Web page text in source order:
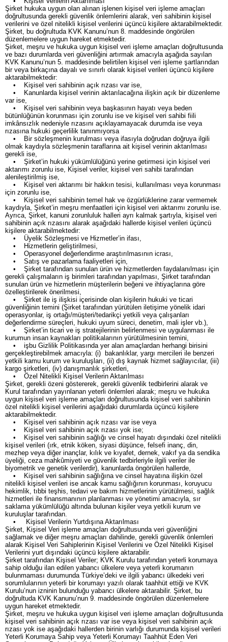
Şirket hukuka uygun olan alınan işlenen kişisel veri işleme amaçları
doğrultusunda gerekli güvenlik önlemlerini alarak, veri sahibinin kişisel
verilerini ve özel nitelikli kişisel verilerini üçüncü kişilere aktarabilmektedir.
Şirket, bu doğrultuda KVK Kanunu’nun 8. maddesinde öngörülen
düzenlemelere uygun hareket etmektedir.
Şirket, meşru ve hukuka uygun kişisel veri işleme amaçları doğrultusunda
ve bazı durumlarda veri güvenliğini artırmak amacıyla aşağıda sayılan
KVK Kanunu’nun 5. maddesinde belirtilen kişisel veri işleme şartlarından
bir veya birkaçına dayalı ve sınırlı olarak kişisel verileri üçüncü kişilere
aktarabilmektedir:
• Kişisel veri sahibinin açık rızası var ise,
• Kanunlarda kişisel verinin aktarılacağına ilişkin açık bir düzenleme
var ise,
• Kişisel veri sahibinin veya başkasının hayatı veya beden
bütünlüğünün korunması için zorunlu ise ve kişisel veri sahibi fiili
imkânsızlık nedeniyle rızasını açıklayamayacak durumda ise veya
rızasına hukuki geçerlilik tanınmıyorsa
• Bir sözleşmenin kurulması veya ifasıyla doğrudan doğruya ilgili
olmak kaydıyla sözleşmenin taraflarına ait kişisel verinin aktarılması
gerekli ise,
• Şirket’in hukuki yükümlülüğünü yerine getirmesi için kişisel veri
aktarımı zorunlu ise, Kişisel veriler, kişisel veri sahibi tarafından
alenileştirilmiş ise,
• Kişisel veri aktarımı bir hakkın tesisi, kullanılması veya korunması
için zorunlu ise,
• Kişisel veri sahibinin temel hak ve özgürlüklerine zarar vermemek
kaydıyla, Şirket’in meşru menfaatleri için kişisel veri aktarımı zorunlu ise.
Ayrıca, Şirket, kanuni zorunluluk halleri ayrı kalmak şartıyla, kişisel veri
sahibinin açık rızasını alarak aşağıdaki hallerde kişisel verileri üçüncü
kişilere aktarabilmektedir:
• Üyelik Sözleşmesi ve Hizmetler’in ifası,
• Hizmetlerin geliştirilmesi,
• Operasyonel değerlendirme araştırılmasının icrası,
• Satış ve pazarlama faaliyetleri için,
• Şirket tarafından sunulan ürün ve hizmetlerden faydalanılması için
gerekli çalışmaların iş birimleri tarafından yapılması, Şirket tarafından
sunulan ürün ve hizmetlerin müşterilerin beğeni ve ihtiyaçlarına göre
özelleştirilerek önerilmesi,
• Şirket ile iş ilişkisi içerisinde olan kişilerin hukuki ve ticari
güvenliğinin temini (Şirket tarafından yürütülen iletişime yönelik idari
operasyonlar, iş ortağı/müşteri/tedarikçi yetkili veya çalışanları
değerlendirme süreçleri, hukuki uyum süreci, denetim, mali işler vb.),
• Şirket’in ticari ve iş stratejilerinin belirlenmesi ve uygulanması ile
kurumun insan kaynakları politikalarının yürütülmesinin temini,
• işbu Gizlilik Politikasında yer alan amaçlardan herhangi birisini
gerçekleştirebilmek amacıyla: (i) bakanlıklar, yargı mercileri ile benzeri
yetkili kamu kurum ve kuruluşları, (ii) dış kaynak hizmet sağlayıcılar, (iii)
kargo şirketleri, (iv) danışmanlık şirketleri,
• Özel Nitelikli Kişisel Verilerin Aktarılması
Şirket, gerekli özeni göstererek, gerekli güvenlik tedbirlerini alarak ve
Kurul tarafından yayınlanan yeterli önlemleri alarak; meşru ve hukuka
uygun kişisel veri işleme amaçları doğrultusunda kişisel veri sahibinin
özel nitelikli kişisel verilerini aşağıdaki durumlarda üçüncü kişilere
aktarabilmektedir.
• Kişisel veri sahibinin açık rızası var ise veya
• Kişisel veri sahibinin açık rızası yok ise;
• Kişisel veri sahibinin sağlığı ve cinsel hayatı dışındaki özel nitelikli
kişisel verileri (ırk, etnik köken, siyasi düşünce, felsefi inanç, din,
mezhep veya diğer inançlar, kılık ve kıyafet, dernek, vakıf ya da sendika
üyeliği, ceza mahkûmiyeti ve güvenlik tedbirleriyle ilgili veriler ile
biyometrik ve genetik verilerdir), kanunlarda öngörülen hallerde,
• Kişisel veri sahibinin sağlığına ve cinsel hayatına ilişkin özel
nitelikli kişisel verileri ise ancak kamu sağlığının korunması, koruyucu
hekimlik, tıbbi teşhis, tedavi ve bakım hizmetlerinin yürütülmesi, sağlık
hizmetleri ile finansmanının planlanması ve yönetimi amacıyla, sır
saklama yükümlülüğü altında bulunan kişiler veya yetkili kurum ve
kuruluşlar tarafından.
• Kişisel Verilerin Yurtdışına Aktarılması
Şirket, Kişisel Veri işleme amaçları doğrultusunda veri güvenliğini
sağlamak ve diğer meşru amaçları dahilinde, gerekli güvenlik önlemleri
alarak Kişisel Veri Sahiplerinin Kişisel Verilerini ve Özel Nitelikli Kişisel
Verilerini yurt dışındaki üçüncü kişilere aktarabilir.
Şirket tarafından Kişisel Veriler; KVK Kurulu tarafından yeterli korumaya
sahip olduğu ilan edilen yabancı ülkelere veya yeterli korumanın
bulunmaması durumunda Türkiye’deki ve ilgili yabancı ülkedeki veri
sorumlularının yeterli bir korumayı yazılı olarak taahhüt ettiği ve KVK
Kurulu’nun izninin bulunduğu yabancı ülkelere aktarabilir. Şirket, bu
doğrultuda KVK Kanunu’nun 9. maddesinde öngörülen düzenlemelere
uygun hareket etmektedir.
Şirket, meşru ve hukuka uygun kişisel veri işleme amaçları doğrultusunda
kişisel veri sahibinin açık rızası var ise veya kişisel veri sahibinin açık
rızası yok ise aşağıdaki hallerden birinin varlığı durumunda kişisel verileri
Yeterli Korumaya Sahip veya Yeterli Korumayı Taahhüt Eden Veri